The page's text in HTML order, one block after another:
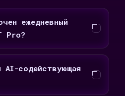
ежедневный
Pro?
AI-содействующая